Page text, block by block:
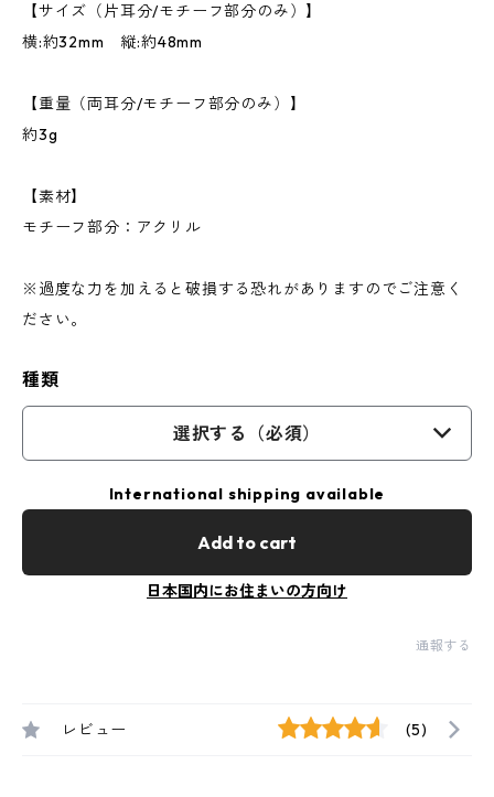
【サイズ（片耳分/モチーフ部分のみ）】
横:約32mm 縦:約48mm
【重量（両耳分/モチーフ部分のみ）】
約3g
【素材】
モチーフ部分：アクリル
※過度な力を加えると破損する恐れがありますのでご注意く
ださい。
種類
選択する（必須）
International shipping available
Add to cart
日本国内にお住まいの方向け
通報する
レビュー (5)